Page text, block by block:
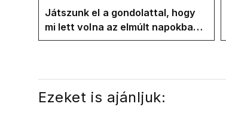
frakció
Játszunk el a gondolattal, hogy
mi lett volna az elmúlt napokban
rezsicsökkentés nélkül
Ezeket is ajánljuk: